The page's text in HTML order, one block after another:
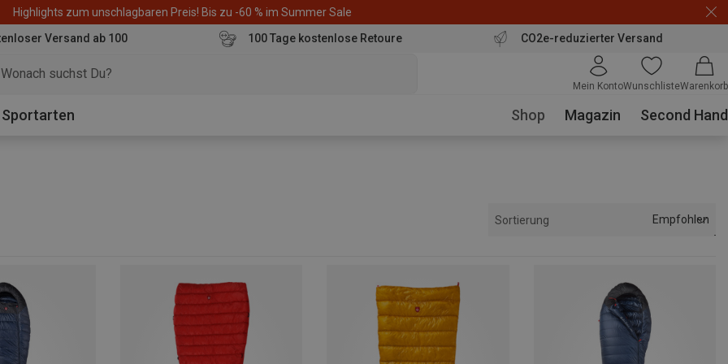
Highlights zum unschlagbaren Preis! Bis zu -60 % im Summer Sale
Versand ab 100
100 Tage kostenlose Retoure CO2e-reduzierter Versand
Mein KontoWunschlisteWarenkorb
Sportarten Shop Magazin Second Hand
Sortierung Empfohlen